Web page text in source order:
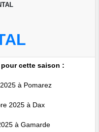
cette saison :
à Pomarez
2025 à Dax
à Gamarde